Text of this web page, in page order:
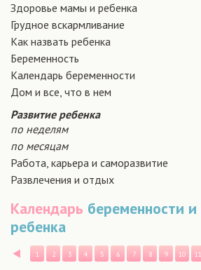
Здоровье мамы и ребенка
Грудное вскармливание
Как назвать ребенка
Беременность
Календарь беременности
Дом и все, что в нем
Развитие ребенка
по неделям
по месяцам
Работа, карьера и саморазвитие
Развлечения и отдых
Календарь беременности и
ребенка
Назад
1 2 3 4 5 6 7 8 9 10 11